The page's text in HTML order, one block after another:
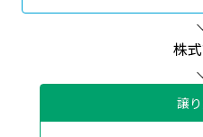
株
譲